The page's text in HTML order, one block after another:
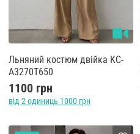
Льняний костюм двійка KC-
A3270T650
1100 грн
від 2 одиниць 1000 грн